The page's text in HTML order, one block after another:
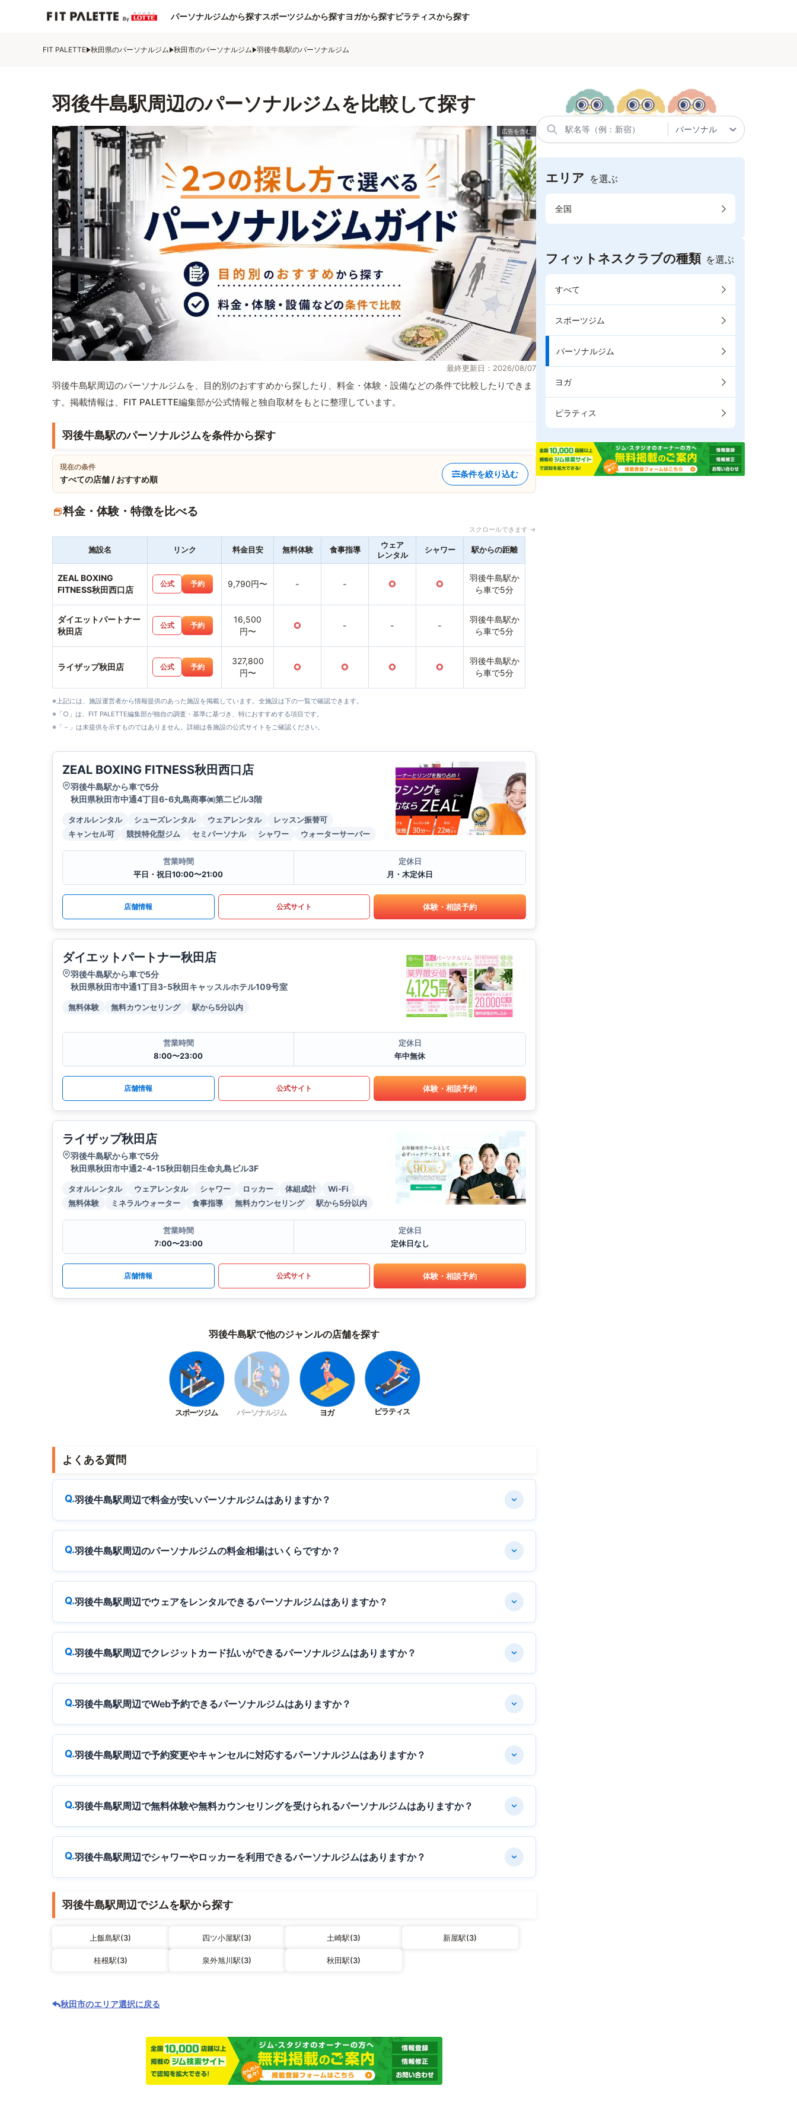
パーソナルジムから探すスポーツジムから探すヨガから探すピラティスから探す
FIT PALETTE 秋田県のパーソナルジム 秋田市のパーソナルジム 羽後牛島駅のパーソナルジム
羽後牛島駅周辺のパーソナルジムを比較して探す
最終更新日：2026/08/07
羽後牛島駅周辺のパーソナルジムを、目的別のおすすめから探したり、料金・体験・設備などの条件で比較したりできま
す。掲載情報は、FIT PALETTE編集部が公式情報と独自取材をもとに整理しています。
羽後牛島駅のパーソナルジムを条件から探す
現在の条件
すべての店舗 / おすすめ順
条件を絞り込む
料金・体験・特徴を比べる
スクロールできます →
施設名 リンク 料金目安 無料体験 食事指導
ウェア
レンタル
シャワー 駅からの距離
ZEAL BOXING
FITNESS秋田西口店
公式 予約 9,790円〜 - - ○ ○
羽後牛島駅か
ら車で5分
ダイエットパートナー
秋田店
公式 予約
16,500
円〜
○ - - -
羽後牛島駅か
ら車で5分
ライザップ秋田店 公式 予約
327,800
円〜
○ ○ ○ ○
羽後牛島駅か
ら車で5分
※上記には、施設運営者から情報提供のあった施設を掲載しています。全施設は下の一覧で確認できます。
※「○」は、FIT PALETTE編集部が独自の調査・基準に基づき、特におすすめする項目です。
※「－」は未提供を示すものではありません。詳細は各施設の公式サイトをご確認ください。
ZEAL BOXING FITNESS秋田西口店
羽後牛島駅から車で5分
秋田県秋田市中通4丁目6-6丸島商事㈱第二ビル3階
タオルレンタル シューズレンタル ウェアレンタル
レッスン振替可
キャンセル可
競技特化型ジム セミパーソナル シャワー ウォーターサーバー
営業時間
平日・祝日10:00〜21:00
定休日
月・木定休日
店舗情報 公式サイト 体験・相談予約
ダイエットパートナー秋田店
羽後牛島駅から車で5分
秋田県秋田市中通1丁目3-5秋田キャッスルホテル109号室
無料体験 無料カウンセリング 駅から5分以内
営業時間
8:00〜23:00
定休日
年中無休
店舗情報 公式サイト 体験・相談予約
ライザップ秋田店
羽後牛島駅から車で5分
秋田県秋田市中通2-4-15秋田朝日生命丸島ビル3F
タオルレンタル ウェアレンタル シャワー ロッカー 体組成計
Wi-Fi
無料体験
ミネラルウォーター 食事指導 無料カウンセリング 駅から5分以内
営業時間
7:00〜23:00
定休日
定休日なし
店舗情報 公式サイト 体験・相談予約
羽後牛島駅で他のジャンルの店舗を探す
スポーツジム パーソナルジム ヨガ ピラティス
よくある質問
羽後牛島駅周辺で料金が安いパーソナルジムはありますか？
羽後牛島駅周辺のパーソナルジムの料金相場はいくらですか？
羽後牛島駅周辺でウェアをレンタルできるパーソナルジムはありますか？
羽後牛島駅周辺でクレジットカード払いができるパーソナルジムはありますか？
羽後牛島駅周辺でWeb予約できるパーソナルジムはありますか？
羽後牛島駅周辺で予約変更やキャンセルに対応するパーソナルジムはありますか？
羽後牛島駅周辺で無料体験や無料カウンセリングを受けられるパーソナルジムはありますか？
羽後牛島駅周辺でシャワーやロッカーを利用できるパーソナルジムはありますか？
羽後牛島駅周辺でジムを駅から探す
上飯島駅(3) 四ツ小屋駅(3) 土崎駅(3) 新屋駅(3)
桂根駅(3) 泉外旭川駅(3) 秋田駅(3)
秋田市のエリア選択に戻る
エリア を選ぶ
全国
フィットネスクラブの種類 を選ぶ
すべて
スポーツジム
パーソナルジム
ヨガ
ピラティス